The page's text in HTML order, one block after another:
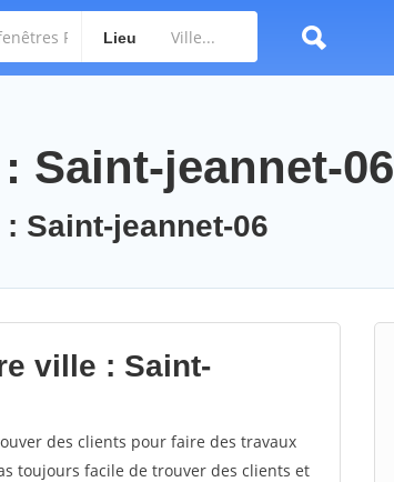
Lieu
Saint-jeannet-06
Saint-jeannet-06
ville : Saint-
des clients pour faire des travaux
toujours facile de trouver des clients et